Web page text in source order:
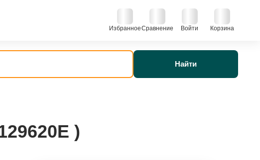
ИзбранноеСравнение Войти Корзина
Найти
)